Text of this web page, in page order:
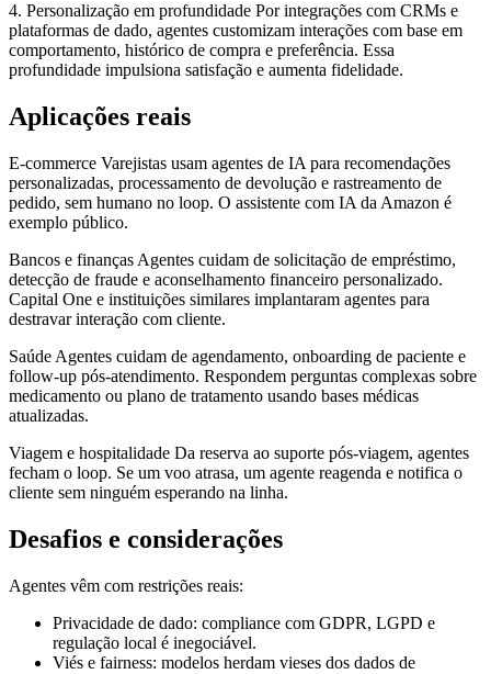
4. Personalização em profundidade Por integrações com CRMs e
plataformas de dado, agentes customizam interações com base em
comportamento, histórico de compra e preferência. Essa
profundidade impulsiona satisfação e aumenta fidelidade.
Aplicações reais
E‑commerce Varejistas usam agentes de IA para recomendações
personalizadas, processamento de devolução e rastreamento de
pedido, sem humano no loop. O assistente com IA da Amazon é
exemplo público.
Bancos e finanças Agentes cuidam de solicitação de empréstimo,
detecção de fraude e aconselhamento financeiro personalizado.
Capital One e instituições similares implantaram agentes para
destravar interação com cliente.
Saúde Agentes cuidam de agendamento, onboarding de paciente e
follow-up pós-atendimento. Respondem perguntas complexas sobre
medicamento ou plano de tratamento usando bases médicas
atualizadas.
Viagem e hospitalidade Da reserva ao suporte pós-viagem, agentes
fecham o loop. Se um voo atrasa, um agente reagenda e notifica o
cliente sem ninguém esperando na linha.
Desafios e considerações
Agentes vêm com restrições reais:
Privacidade de dado: compliance com GDPR, LGPD e
regulação local é inegociável.
Viés e fairness: modelos herdam vieses dos dados de